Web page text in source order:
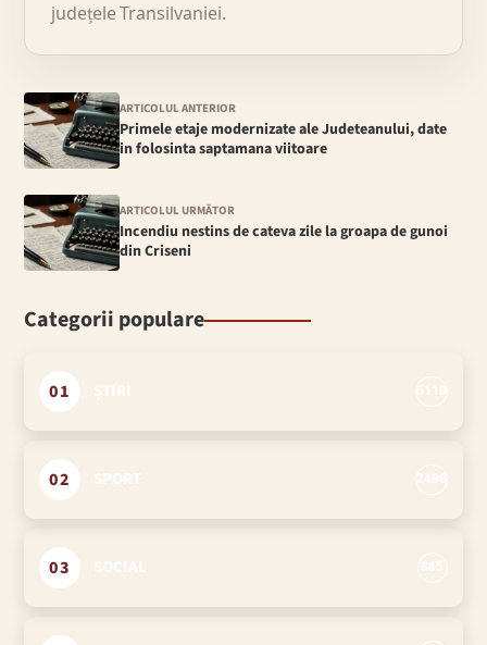
județele Transilvaniei.
ARTICOLUL ANTERIOR
Primele etaje modernizate ale Judeteanului, date
in folosinta saptamana viitoare
ARTICOLUL URMĂTOR
Incendiu nestins de cateva zile la groapa de gunoi
din Criseni
Categorii populare
01
02
03